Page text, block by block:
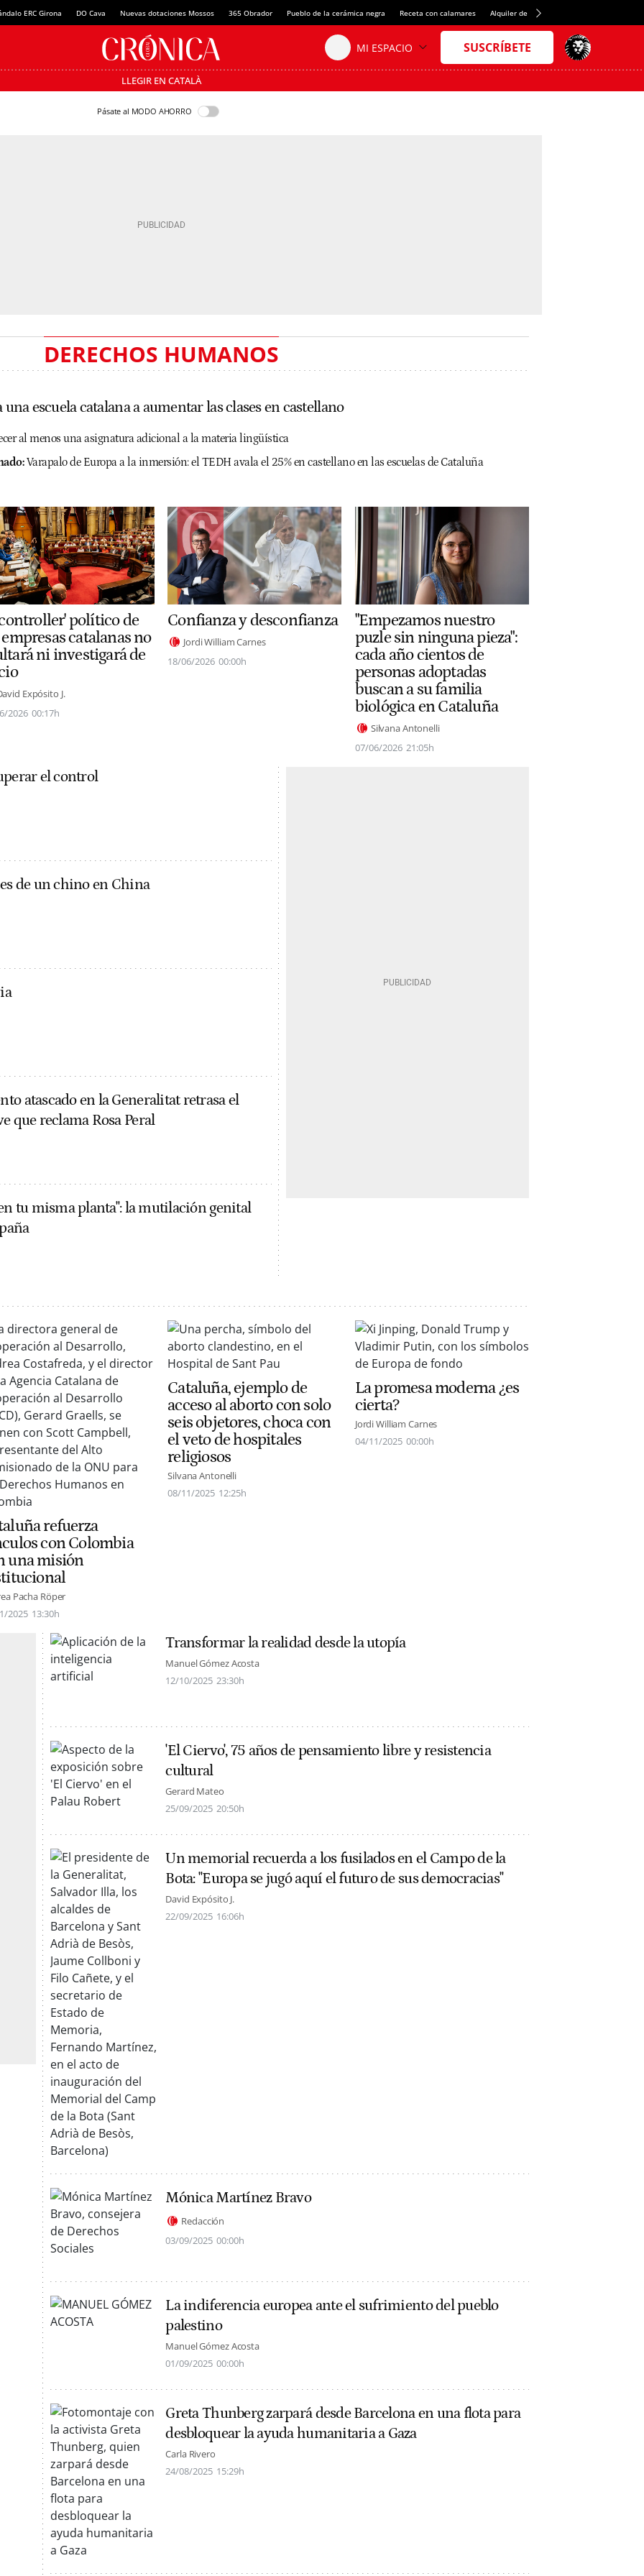
ERC Girona DO Cava Nuevas dotaciones Mossos 365 Obrador Pueblo de la cerámica negra Receta con calamares Alquiler de habitaciones en España
LLEGIR EN CATALÀ
Pásate al MODO AHORRO
DERECHOS HUMANOS
una escuela catalana a aumentar las clases en castellano
al menos una asignatura adicional a la materia lingüística
Varapalo de Europa a la inmersión: el TEDH avala el 25% en castellano en las escuelas de Cataluña
político de
catalanas no
ni investigará de
Expósito J.
2026 00:17h
Confianza y desconfianza
Jordi William Carnes
18/06/2026 00:00h
"Empezamos nuestro
puzle sin ninguna pieza":
cada año cientos de
personas adoptadas
buscan a su familia
biológica en Cataluña
Silvana Antonelli
07/06/2026 21:05h
el control
de un chino en China
atascado en la Generalitat retrasa el
que reclama Rosa Peral
tu misma planta": la mutilación genital
refuerza
con Colombia
una misión
Pacha Röper
2025 13:30h
Cataluña, ejemplo de
acceso al aborto con solo
seis objetores, choca con
el veto de hospitales
religiosos
Silvana Antonelli
08/11/2025 12:25h
La promesa moderna ¿es
cierta?
Jordi William Carnes
04/11/2025 00:00h
Transformar la realidad desde la utopía
Manuel Gómez Acosta
12/10/2025 23:30h
'El Ciervo', 75 años de pensamiento libre y resistencia
cultural
Gerard Mateo
25/09/2025 20:50h
Un memorial recuerda a los fusilados en el Campo de la
Bota: "Europa se jugó aquí el futuro de sus democracias"
David Expósito J.
22/09/2025 16:06h
Mónica Martínez Bravo
Redacción
03/09/2025 00:00h
La indiferencia europea ante el sufrimiento del pueblo
palestino
Manuel Gómez Acosta
01/09/2025 00:00h
Greta Thunberg zarpará desde Barcelona en una flota para
desbloquear la ayuda humanitaria a Gaza
Carla Rivero
24/08/2025 15:29h